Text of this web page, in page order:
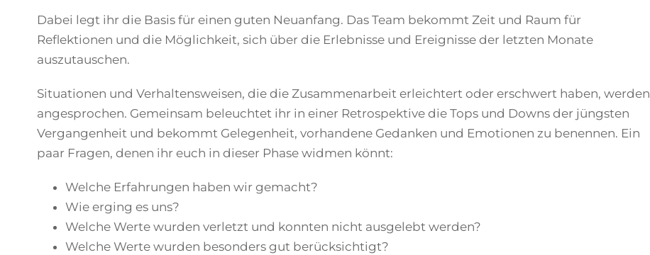
Dabei legt ihr die Basis für einen guten Neuanfang. Das Team bekommt Zeit und Raum für
Reflektionen und die Möglichkeit, sich über die Erlebnisse und Ereignisse der letzten Monate
auszutauschen.
Situationen und Verhaltensweisen, die die Zusammenarbeit erleichtert oder erschwert haben, werden
angesprochen. Gemeinsam beleuchtet ihr in einer Retrospektive die Tops und Downs der jüngsten
Vergangenheit und bekommt Gelegenheit, vorhandene Gedanken und Emotionen zu benennen. Ein
paar Fragen, denen ihr euch in dieser Phase widmen könnt:
Welche Erfahrungen haben wir gemacht?
Wie erging es uns?
Welche Werte wurden verletzt und konnten nicht ausgelebt werden?
Welche Werte wurden besonders gut berücksichtigt?